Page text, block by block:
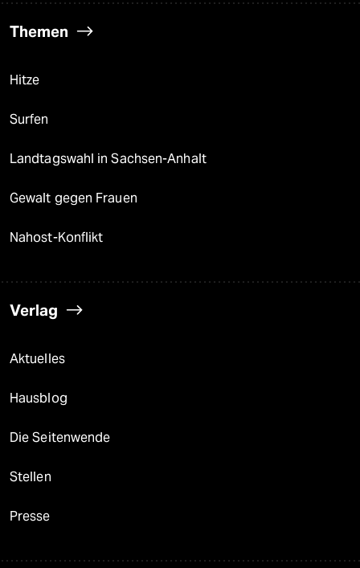
Themen
Hitze
Surfen
Landtagswahl in Sachsen-Anhalt
Gewalt gegen Frauen
Nahost-Konflikt
Verlag
Aktuelles
Hausblog
Die Seitenwende
Stellen
Presse